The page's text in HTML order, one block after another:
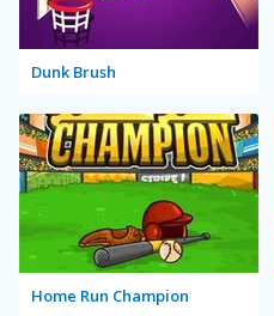
Dunk Brush
Home Run Champion